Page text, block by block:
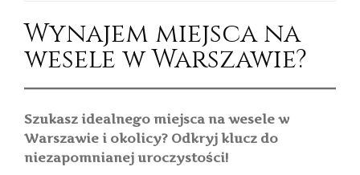
Wynajem miejsca na
wesele w Warszawie?
Szukasz idealnego miejsca na wesele w
Warszawie i okolicy? Odkryj klucz do
niezapomnianej uroczystości!